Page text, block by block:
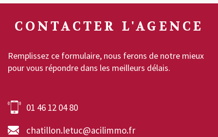
CONTACTER L'AGENCE
Remplissez ce formulaire, nous ferons de notre mieux
pour vous répondre dans les meilleurs délais.
01 46 12 04 80
chatillon.letuc@acilimmo.fr